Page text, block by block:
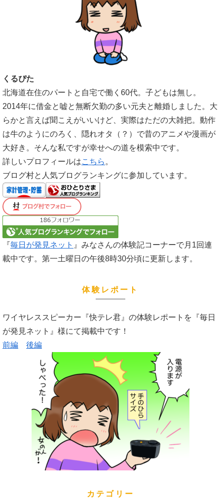
くるぴた
北海道在住のパートと自宅で働く60代。子どもは無し。
2014年に借金と嘘と無断欠勤の多い元夫と離婚しました。大
らかと言えば聞こえがいいけど、実際はただの大雑把。動作
は牛のようにのろく、隠れオタ（？）で昔のアニメや漫画が
大好き。そんな私ですが幸せへの道を模索中です。
詳しいプロフィールはこちら 。
ブログ村と人気ブログランキングに参加しています。
『毎日が発見ネット 』みなさんの体験記コーナーで月1回連
載中です。第一土曜日の午後8時30分頃に更新します。
体験レポート
ワイヤレススピーカー『快テレ君』の体験レポートを『毎日
が発見ネット』様にて掲載中です！
前編
後編
カテゴリー